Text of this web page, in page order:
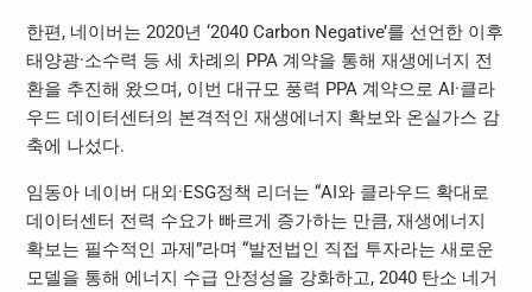
한편, 네이버는 2020년 ‘2040 Carbon Negative’를 선언한 이후
태양광·소수력 등 세 차례의 PPA 계약을 통해 재생에너지 전
환을 추진해 왔으며, 이번 대규모 풍력 PPA 계약으로 AI·클라
우드 데이터센터의 본격적인 재생에너지 확보와 온실가스 감
축에 나섰다.
임동아 네이버 대외·ESG정책 리더는 “AI와 클라우드 확대로
데이터센터 전력 수요가 빠르게 증가하는 만큼, 재생에너지
확보는 필수적인 과제”라며 “발전법인 직접 투자라는 새로운
모델을 통해 에너지 수급 안정성을 강화하고, 2040 탄소 네거